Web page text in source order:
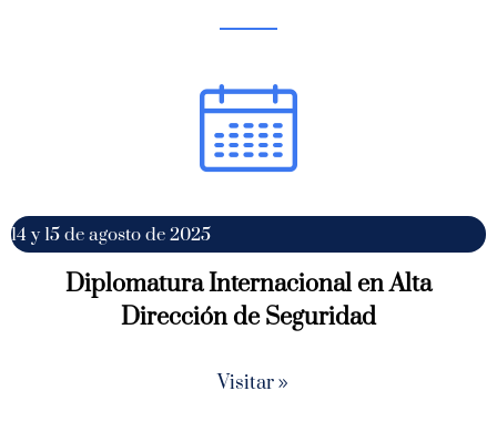
14 y 15 de agosto de 2025
Diplomatura Internacional en Alta
Dirección de Seguridad
Visitar